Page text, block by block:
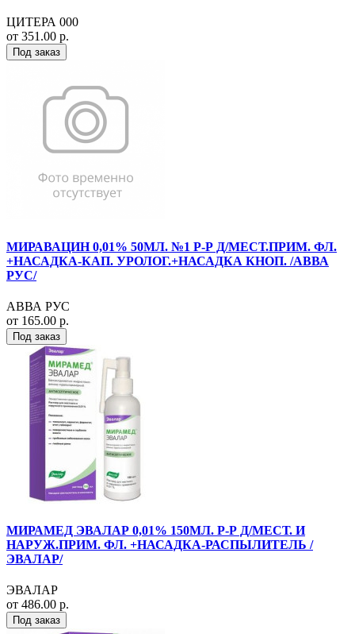
ЦИТЕРА 000
от 351.00 р.
Под заказ
МИРАВАЦИН 0,01% 50МЛ. №1 Р-Р Д/МЕСТ.ПРИМ. ФЛ.
+НАСАДКА-КАП. УРОЛОГ.+НАСАДКА КНОП. /АВВА
РУС/
АВВА РУС
от 165.00 р.
Под заказ
МИРАМЕД ЭВАЛАР 0,01% 150МЛ. Р-Р Д/МЕСТ. И
НАРУЖ.ПРИМ. ФЛ. +НАСАДКА-РАСПЫЛИТЕЛЬ /
ЭВАЛАР/
ЭВАЛАР
от 486.00 р.
Под заказ